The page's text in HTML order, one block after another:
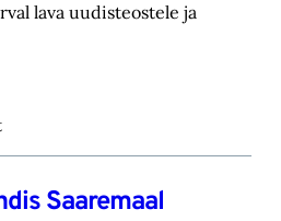
lava uudisteostele ja
Saaremaal